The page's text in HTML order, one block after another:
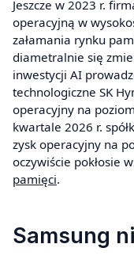
Jeszcze w 2023 r.
operacyjną w
załamania rynku
diametralnie się
inwestycji AI
technologiczne SK
operacyjny na
kwartale 2026 r.
zysk operacyjny na
oczywiście pokłosie
pamięci.
Samsung